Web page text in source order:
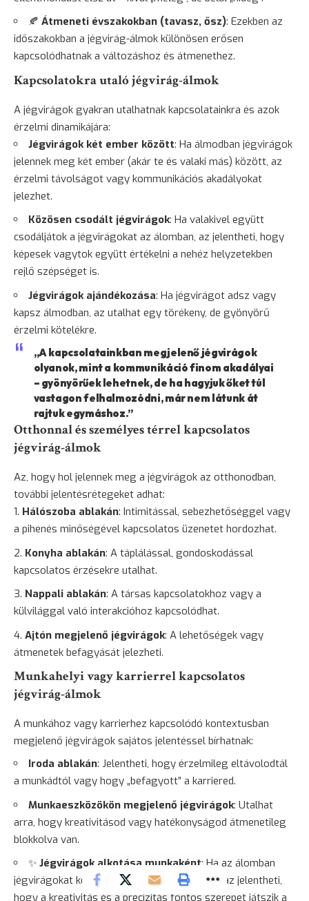
🍂 Átmeneti évszakokban (tavasz, ősz): Ezekben az
időszakokban a jégvirág-álmok különösen erősen
kapcsolódhatnak a változáshoz és átmenethez.
Kapcsolatokra utaló jégvirág-álmok
A jégvirágok gyakran utalhatnak kapcsolatainkra és azok
érzelmi dinamikájára:
Jégvirágok két ember között: Ha álmodban jégvirágok
jelennek meg két ember (akár te és valaki más) között, az
érzelmi távolságot vagy kommunikációs akadályokat
jelezhet.
Közösen csodált jégvirágok: Ha valakivel együtt
csodáljátok a jégvirágokat az álomban, az jelentheti, hogy
képesek vagytok együtt értékelni a nehéz helyzetekben
rejlő szépséget is.
Jégvirágok ajándékozása: Ha jégvirágot adsz vagy
kapsz álmodban, az utalhat egy törékeny, de gyönyörű
érzelmi kötelékre.
„A kapcsolatainkban megjelenő jégvirágok
olyanok, mint a kommunikáció finom akadályai
– gyönyörűek lehetnek, de ha hagyjuk őket túl
vastagon felhalmozódni, már nem látunk át
rajtuk egymáshoz.”
Otthonnal és személyes térrel kapcsolatos
jégvirág-álmok
Az, hogy hol jelennek meg a jégvirágok az otthonodban,
további jelentésrétegeket adhat:
Hálószoba ablakán: Intimitással, sebezhetőséggel vagy
a pihenés minőségével kapcsolatos üzenetet hordozhat.
Konyha ablakán: A táplálással, gondoskodással
kapcsolatos érzésekre utalhat.
Nappali ablakán: A társas kapcsolatokhoz vagy a
külvilággal való interakcióhoz kapcsolódhat.
Ajtón megjelenő jégvirágok: A lehetőségek vagy
átmenetek befagyását jelezheti.
Munkahelyi vagy karrierrel kapcsolatos
jégvirág-álmok
A munkához vagy karrierhez kapcsolódó kontextusban
megjelenő jégvirágok sajátos jelentéssel bírhatnak:
Iroda ablakán: Jelentheti, hogy érzelmileg eltávolodtál
a munkádtól vagy hogy „befagyott” a karriered.
Munkaeszközökön megjelenő jégvirágok: Utalhat
arra, hogy kreativitásod vagy hatékonyságod átmenetileg
blokkolva van.
✨ Jégvirágok alkotása munkaként: Ha az álomban
jégvirágokat készítesz vagy tanulmányozol, az jelentheti,
hogy a kreativitás és a precizitás fontos szerepet játszik a